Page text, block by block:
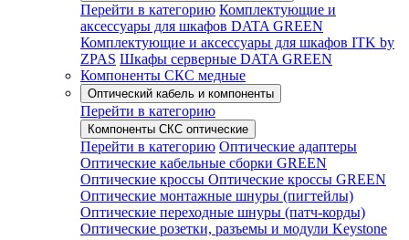
Перейти в категорию Комплектующие и
аксессуары для шкафов DATA GREEN
Комплектующие и аксессуары для шкафов ITK by
ZPAS Шкафы серверные DATA GREEN
Компоненты СКС медные
Оптический кабель и компоненты
Перейти в категорию
Компоненты СКС оптические
Перейти в категорию Оптические адаптеры
Оптические кабельные сборки GREEN
Оптические кроссы Оптические кроссы GREEN
Оптические монтажные шнуры (пигтейлы)
Оптические переходные шнуры (патч-корды)
Оптические розетки, разъемы и модули Keystone